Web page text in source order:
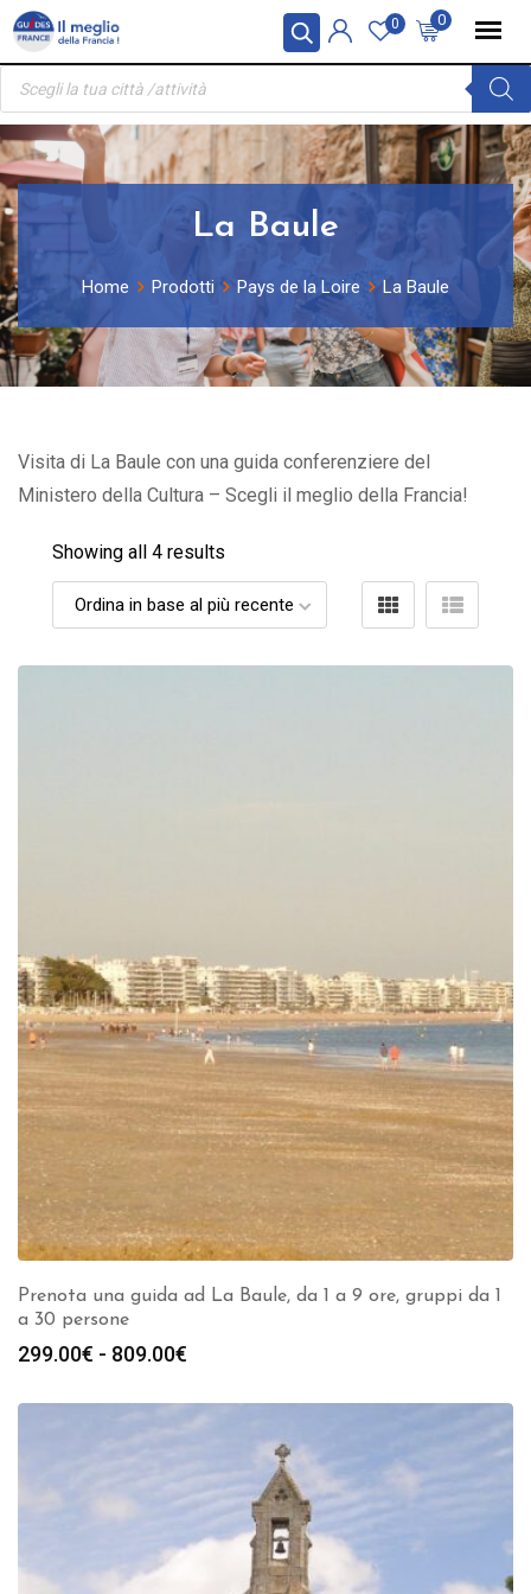
Pannello di gestione dei cookies
Skip
content
0
0
Ricerca
prodotti
La Baule
Home Prodotti Pays de la Loire La Baule
Visita di La Baule con una guida conferenziere del
Ministero della Cultura – Scegli il meglio della Francia!
Showing all 4 results
Prenota una guida ad La Baule, da 1 a 9 ore, gruppi da 1
a 30 persone
299.00€ - 809.00€
prezzo:
809.00€